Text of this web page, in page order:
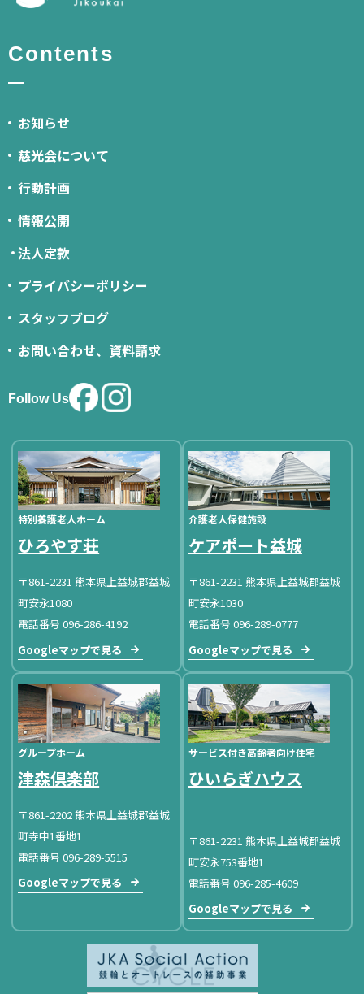
Contents
お知らせ
慈光会について
行動計画
情報公開
法人定款
プライバシーポリシー
スタッフブログ
お問い合わせ、資料請求
Follow Us
特別養護老人ホーム
ひろやす荘
〒861-2231 熊本県上益城郡益城
町安永1080
電話番号 096-286-4192
Googleマップで見る
介護老人保健施設
ケアポート益城
〒861-2231 熊本県上益城郡益城
町安永1030
電話番号 096-289-0777
Googleマップで見る
グループホーム
津森倶楽部
〒861-2202 熊本県上益城郡益城
町寺中1番地1
電話番号 096-289-5515
Googleマップで見る
サービス付き高齢者向け住宅
ひいらぎハウス
〒861-2231 熊本県上益城郡益城
町安永753番地1
電話番号 096-285-4609
Googleマップで見る